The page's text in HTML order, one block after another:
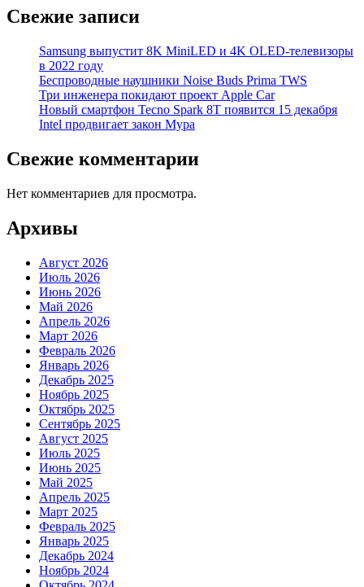
Свежие записи
Samsung выпустит 8K MiniLED и 4K OLED-телевизоры
в 2022 году
Беспроводные наушники Noise Buds Prima TWS
Три инженера покидают проект Apple Car
Новый смартфон Tecno Spark 8T появится 15 декабря
Intel продвигает закон Мура
Свежие комментарии
Нет комментариев для просмотра.
Архивы
Август 2026
Июль 2026
Июнь 2026
Май 2026
Апрель 2026
Март 2026
Февраль 2026
Январь 2026
Декабрь 2025
Ноябрь 2025
Октябрь 2025
Сентябрь 2025
Август 2025
Июль 2025
Июнь 2025
Май 2025
Апрель 2025
Март 2025
Февраль 2025
Январь 2025
Декабрь 2024
Ноябрь 2024